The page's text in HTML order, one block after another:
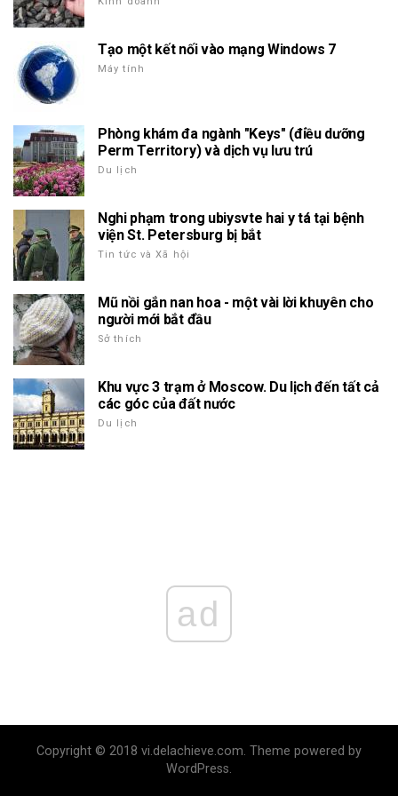
Tạo một kết nối vào mạng Windows 7
Máy tính
Phòng khám đa ngành "Keys" (điều dưỡng
Perm Territory) và dịch vụ lưu trú
Du lịch
Nghi phạm trong ubiysvte hai y tá tại bệnh
viện St. Petersburg bị bắt
Tin tức và Xã hội
Mũ nồi gắn nan hoa - một vài lời khuyên cho
người mới bắt đầu
Sở thích
Khu vực 3 trạm ở Moscow. Du lịch đến tất cả
các góc của đất nước
Du lịch
ad
Copyright © 2018 vi.delachieve.com. Theme powered by
WordPress.